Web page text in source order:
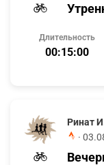
Длительность
00:15:00
Ринат
·